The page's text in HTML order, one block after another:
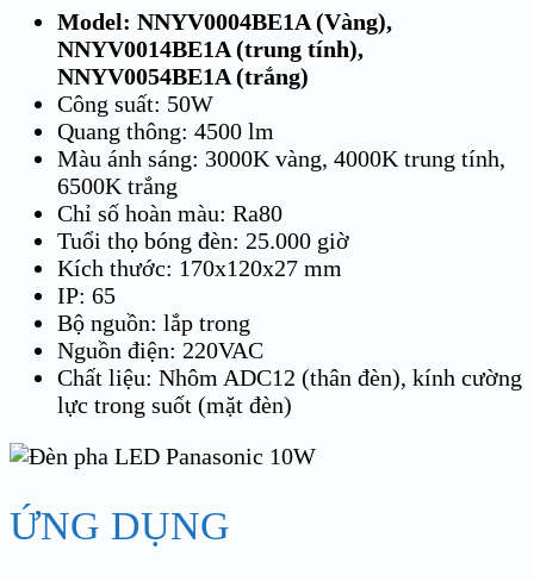
Model: NNYV0004BE1A (Vàng),
NNYV0014BE1A (trung tính),
NNYV0054BE1A (trắng)
Công suất: 50W
Quang thông: 4500 lm
Màu ánh sáng: 3000K vàng, 4000K trung tính,
6500K trắng
Chỉ số hoàn màu: Ra80
Tuổi thọ bóng đèn: 25.000 giờ
Kích thước: 170x120x27 mm
IP: 65
Bộ nguồn: lắp trong
Nguồn điện: 220VAC
Chất liệu: Nhôm ADC12 (thân đèn), kính cường
lực trong suốt (mặt đèn)
ỨNG DỤNG